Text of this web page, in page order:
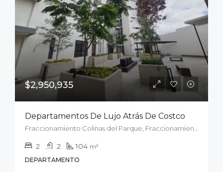
$2,950,935
Departamentos De Lujo Atrás De Costco
2 2 104 m²
DEPARTAMENTO